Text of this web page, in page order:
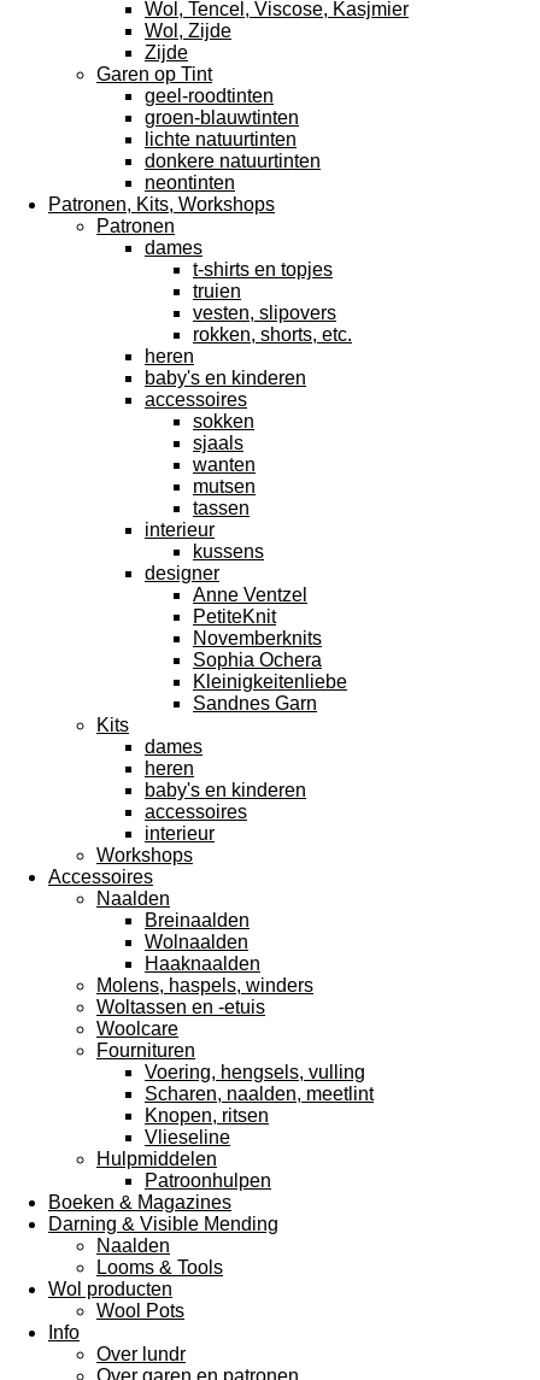
Wol, Tencel, Viscose, Kasjmier
Wol, Zijde
Zijde
Garen op Tint
geel-roodtinten
groen-blauwtinten
lichte natuurtinten
donkere natuurtinten
neontinten
Patronen, Kits, Workshops
Patronen
dames
t-shirts en topjes
truien
vesten, slipovers
rokken, shorts, etc.
heren
baby's en kinderen
accessoires
sokken
sjaals
wanten
mutsen
tassen
interieur
kussens
designer
Anne Ventzel
PetiteKnit
Novemberknits
Sophia Ochera
Kleinigkeitenliebe
Sandnes Garn
Kits
dames
heren
baby's en kinderen
accessoires
interieur
Workshops
Accessoires
Naalden
Breinaalden
Wolnaalden
Haaknaalden
Molens, haspels, winders
Woltassen en -etuis
Woolcare
Fournituren
Voering, hengsels, vulling
Scharen, naalden, meetlint
Knopen, ritsen
Vlieseline
Hulpmiddelen
Patroonhulpen
Boeken & Magazines
Darning & Visible Mending
Naalden
Looms & Tools
Wol producten
Wool Pots
Info
Over lundr
Over garen en patronen